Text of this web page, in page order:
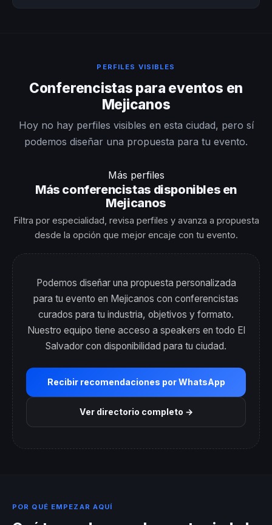
PERFILES VISIBLES
Conferencistas para eventos en
Mejicanos
Hoy no hay perfiles visibles en esta ciudad, pero sí
podemos diseñar una propuesta para tu evento.
Más perfiles
Más conferencistas disponibles en
Mejicanos
Filtra por especialidad, revisa perfiles y avanza a propuesta
desde la opción que mejor encaje con tu evento.
Podemos diseñar una propuesta personalizada
para tu evento en Mejicanos con conferencistas
curados para tu industria, objetivos y formato.
Nuestro equipo tiene acceso a speakers en todo El
Salvador con disponibilidad para tu ciudad.
Recibir recomendaciones por WhatsApp
Ver directorio completo →
POR QUÉ EMPEZAR AQUÍ